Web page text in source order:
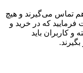
تماس می‌گیرند و هیچ
که در خرید و
کاربران باید